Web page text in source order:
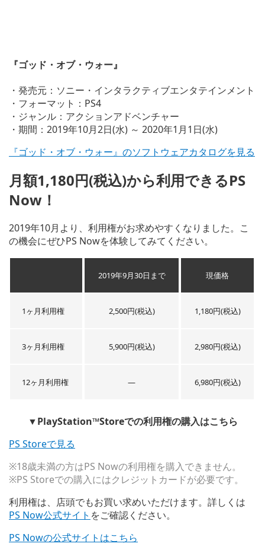
『ゴッド・オブ・ウォー』
・発売元：ソニー・インタラクティブエンタテインメント
・フォーマット：PS4
・ジャンル：アクションアドベンチャー
・期間：2019年10月2日(水) ～ 2020年1月1日(水)
『ゴッド・オブ・ウォー』のソフトウェアカタログを見る
月額1,180円(税込)から利用できるPS
Now！
2019年10月より、利用権がお求めやすくなりました。こ
の機会にぜひPS Nowを体験してみてください。
2019年9月30日まで 現価格
1ヶ月利用権 2,500円(税込) 1,180円(税込)
3ヶ月利用権 5,900円(税込) 2,980円(税込)
12ヶ月利用権 ― 6,980円(税込)
▼PlayStation™Storeでの利用権の購入はこちら
PS Storeで見る
※18歳未満の方はPS Nowの利用権を購入できません。
※PS Storeでの購入にはクレジットカードが必要です。
利用権は、店頭でもお買い求めいただけます。詳しくは
PS Now公式サイト をご確認ください。
PS Nowの公式サイトはこちら